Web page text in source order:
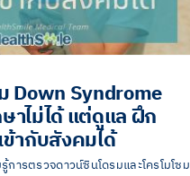
Down Syndrome
าไม่ได้ แต่ดูแล ฝึก
ากับสังคมได้
การตรวจดาวน์ซินโดรมและโครโมโซม